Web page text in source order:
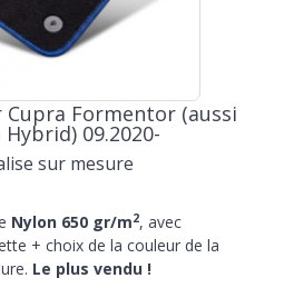
Formentor (aussi
09.2020-
sur mesure
Nylon 650 gr/m2, avec
+ choix de la couleur de la
Le plus vendu !